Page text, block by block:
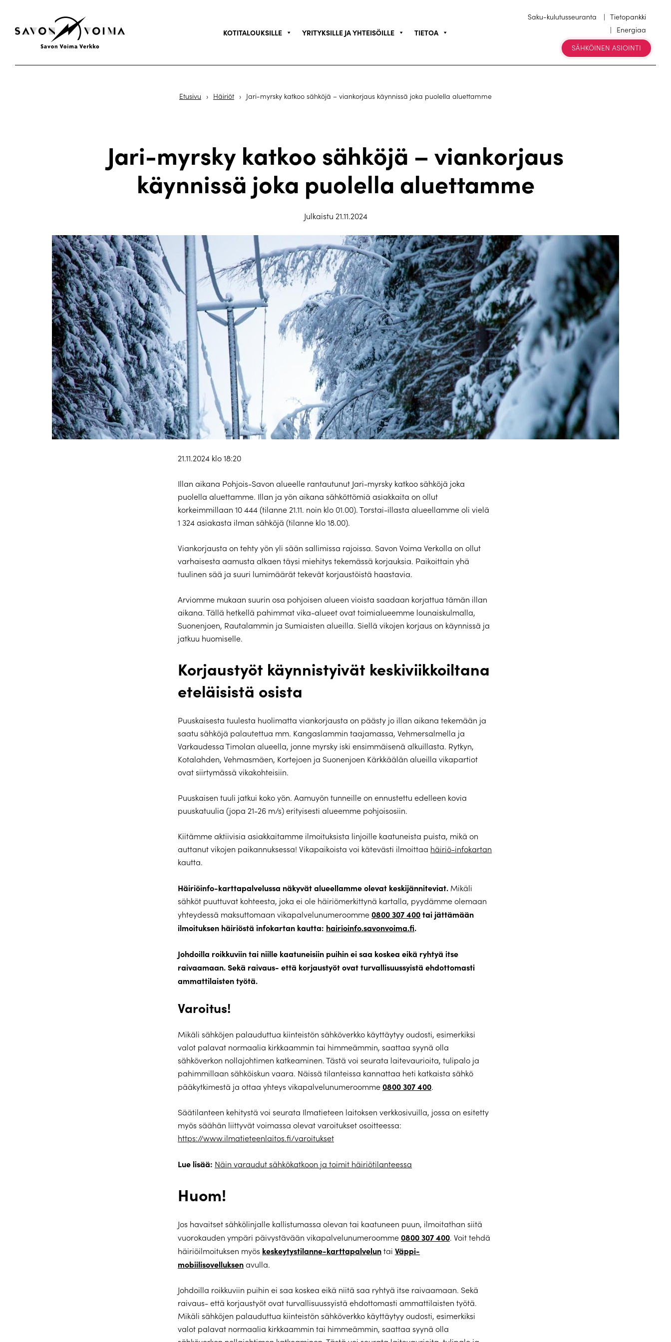
KOTITALOUKSILLE YRITYKSILLE JA YHTEISÖILLE TIETOA
Saku-kulutusseuranta
Tietopankki
Energiaa
SÄHKÖINEN ASIOINTI
Etusivu › Häiriöt › Jari-myrsky katkoo sähköjä – viankorjaus käynnissä joka puolella aluettamme
Jari-myrsky katkoo sähköjä – viankorjaus
käynnissä joka puolella aluettamme
Julkaistu 21.11.2024
21.11.2024 klo 18:20
Illan aikana Pohjois-Savon alueelle rantautunut Jari-myrsky katkoo sähköjä joka
puolella aluettamme. Illan ja yön aikana sähköttömiä asiakkaita on ollut
korkeimmillaan 10 444 (tilanne 21.11. noin klo 01.00). Torstai-illasta alueellamme oli vielä
1 324 asiakasta ilman sähköjä (tilanne klo 18.00).
Viankorjausta on tehty yön yli sään sallimissa rajoissa. Savon Voima Verkolla on ollut
varhaisesta aamusta alkaen täysi miehitys tekemässä korjauksia. Paikoittain yhä
tuulinen sää ja suuri lumimäärät tekevät korjaustöistä haastavia.
Arviomme mukaan suurin osa pohjoisen alueen vioista saadaan korjattua tämän illan
aikana. Tällä hetkellä pahimmat vika-alueet ovat toimialueemme lounaiskulmalla,
Suonenjoen, Rautalammin ja Sumiaisten alueilla. Siellä vikojen korjaus on käynnissä ja
jatkuu huomiselle.
Korjaustyöt käynnistyivät keskiviikkoiltana
eteläisistä osista
Puuskaisesta tuulesta huolimatta viankorjausta on päästy jo illan aikana tekemään ja
saatu sähköjä palautettua mm. Kangaslammin taajamassa, Vehmersalmella ja
Varkaudessa Timolan alueella, jonne myrsky iski ensimmäisenä alkuillasta. Rytkyn,
Kotalahden, Vehmasmäen, Kortejoen ja Suonenjoen Kärkkäälän alueilla vikapartiot
ovat siirtymässä vikakohteisiin.
Puuskaisen tuuli jatkui koko yön. Aamuyön tunneille on ennustettu edelleen kovia
puuskatuulia (jopa 21-26 m/s) erityisesti alueemme pohjoisosiin.
Kiitämme aktiivisia asiakkaitamme ilmoituksista linjoille kaatuneista puista, mikä on
auttanut vikojen paikannuksessa! Vikapaikoista voi kätevästi ilmoittaa häiriö-infokartan
kautta.
Häiriöinfo-karttapalvelussa näkyvät alueellamme olevat keskijänniteviat. Mikäli
sähköt puuttuvat kohteesta, joka ei ole häiriömerkittynä kartalla, pyydämme olemaan
yhteydessä maksuttomaan vikapalvelunumeroomme0800 307 400tai jättämään
ilmoituksen häiriöstä infokartan kautta: hairioinfo.savonvoima.fi.
Johdoilla roikkuviin tai niille kaatuneisiin puihin ei saa koskea eikä ryhtyä itse
raivaamaan. Sekä raivaus- että korjaustyöt ovat turvallisuussyistä ehdottomasti
ammattilaisten työtä.
Varoitus!
Mikäli sähköjen palauduttua kiinteistön sähköverkko käyttäytyy oudosti, esimerkiksi
valot palavat normaalia kirkkaammin tai himmeämmin, saattaa syynä olla
sähköverkon nollajohtimen katkeaminen. Tästä voi seurata laitevaurioita, tulipalo ja
pahimmillaan sähköiskun vaara. Näissä tilanteissa kannattaa heti katkaista sähkö
pääkytkimestä ja ottaa yhteys vikapalvelunumeroomme0800 307 400.
Säätilanteen kehitystä voi seurata Ilmatieteen laitoksen verkkosivuilla, jossa on esitetty
myös säähän liittyvät voimassa olevat varoitukset osoitteessa:
https://www.ilmatieteenlaitos.fi/varoitukset
Lue lisää: Näin varaudut sähkökatkoon ja toimit häiriötilanteessa
Huom!
Jos havaitset sähkölinjalle kallistumassa olevan tai kaatuneen puun, ilmoitathan siitä
vuorokauden ympäri päivystävään vikapalvelunumeroomme0800 307 400. Voit tehdä
häiriöilmoituksen myös keskeytystilanne-karttapalveluntai Väppi-
mobiilisovelluksenavulla.
Johdoilla roikkuviin puihin ei saa koskea eikä niitä saa ryhtyä itse raivaamaan. Sekä
raivaus- että korjaustyöt ovat turvallisuussyistä ehdottomasti ammattilaisten työtä.
Mikäli sähköjen palauduttua kiinteistön sähköverkko käyttäytyy oudosti, esimerkiksi
valot palavat normaalia kirkkaammin tai himmeämmin, saattaa syynä olla